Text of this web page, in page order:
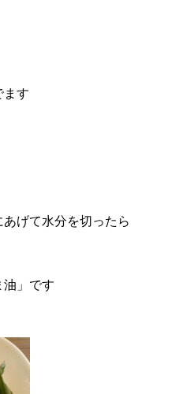
ます
げて水分を切ったら
」です